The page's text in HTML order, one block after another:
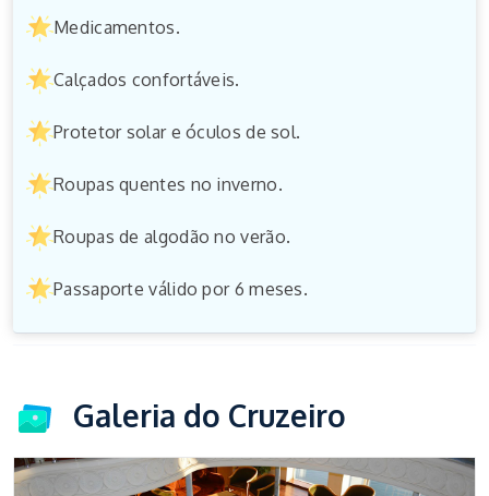
Medicamentos.
Calçados confortáveis.
Protetor solar e óculos de sol.
Roupas quentes no inverno.
Roupas de algodão no verão.
Passaporte válido por 6 meses.
Galeria do Cruzeiro